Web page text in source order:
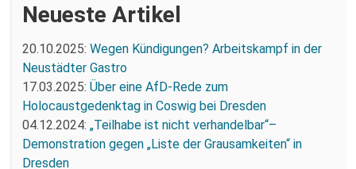
Neueste Artikel
20.10.2025: Wegen Kündigungen? Arbeitskampf in der
Neustädter Gastro
17.03.2025: Über eine AfD-Rede zum
Holocaustgedenktag in Coswig bei Dresden
04.12.2024: „Teilhabe ist nicht verhandelbar“–
Demonstration gegen „Liste der Grausamkeiten“ in
Dresden